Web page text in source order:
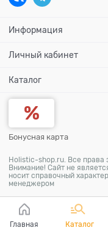
Информация
Личный кабинет
Каталог
Бонусная карта
Holistic-shop.ru. Все
Внимание! Сайт не
носит справочный
менеджером
Главная Каталог